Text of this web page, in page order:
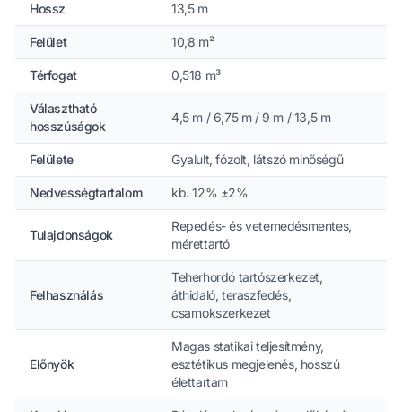
Hossz 13,5 m
Felület 10,8 m²
Térfogat 0,518 m³
Választható
hosszúságok
4,5 m / 6,75 m / 9 m / 13,5 m
Felülete Gyalult, fózolt, látszó minőségű
Nedvességtartalom kb. 12% ±2%
Tulajdonságok
Repedés- és vetemedésmentes,
mérettartó
Felhasználás
Teherhordó tartószerkezet,
áthidaló, teraszfedés,
csarnokszerkezet
Előnyök
Magas statikai teljesítmény,
esztétikus megjelenés, hosszú
élettartam